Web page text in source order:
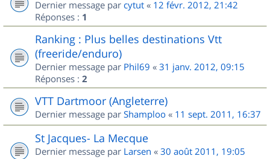
Dernier message par cytut « 12 févr. 2012, 21:42
Réponses : 1
Ranking : Plus belles destinations Vtt
(freeride/enduro)
Dernier message par Phil69 « 31 janv. 2012, 09:15
Réponses : 2
VTT Dartmoor (Angleterre)
Dernier message par Shamploo « 11 sept. 2011, 16:37
St Jacques- La Mecque
Dernier message par Larsen « 30 août 2011, 19:05